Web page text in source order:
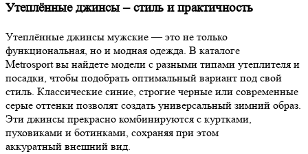
Утеплённые джинсы – стиль и практичность
Утеплённые джинсы мужские — это не только
функциональная, но и модная одежда. В каталоге
Metrosport вы найдете модели с разными типами утеплителя и
посадки, чтобы подобрать оптимальный вариант под свой
стиль. Классические синие, строгие черные или современные
серые оттенки позволят создать универсальный зимний образ.
Эти джинсы прекрасно комбинируются с куртками,
пуховиками и ботинками, сохраняя при этом
аккуратный внешний вид.